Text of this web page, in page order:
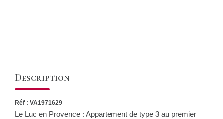
Description
Réf : VA1971629
Le Luc en Provence : Appartement de type 3 au premier